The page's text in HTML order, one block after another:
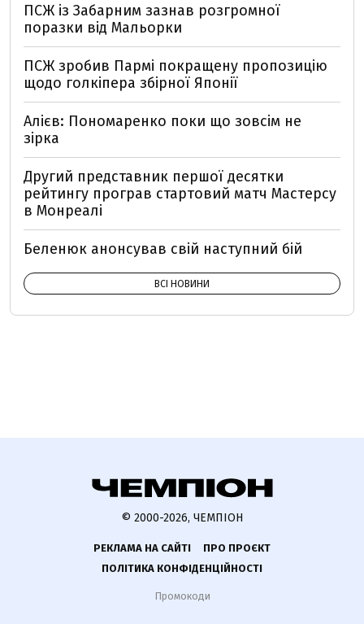
ПСЖ із Забарним зазнав розгромної
поразки від Мальорки
ПСЖ зробив Пармі покращену пропозицію
щодо голкіпера збірної Японії
Алієв: Пономаренко поки що зовсім не
зірка
Другий представник першої десятки
рейтингу програв стартовий матч Мастерсу
в Монреалі
Беленюк анонсував свій наступний бій
ВСІ НОВИНИ
© 2000-2026, ЧЕМПІОН
РЕКЛАМА НА САЙТІ
ПРО ПРОЄКТ
ПОЛІТИКА КОНФІДЕНЦІЙНОСТІ
Промокоди